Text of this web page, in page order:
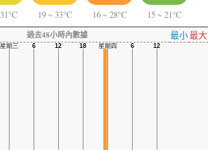
31°C 19 ~ 33°C 16 ~ 28°C 15 ~ 21°C
過去48小時內數據 最小最大